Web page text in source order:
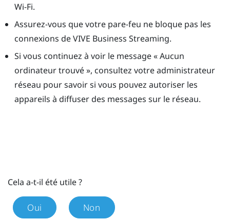
Wi-Fi.
Assurez-vous que votre pare-feu ne bloque pas les
connexions deVIVE Business Streaming.
Si vous continuez à voir le message « Aucun
ordinateur trouvé », consultez votre administrateur
réseau pour savoir si vous pouvez autoriser les
appareils à diffuser des messages sur le réseau.
Cela a-t-il été utile ?
Oui Non